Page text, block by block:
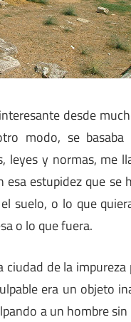
desde
modo, se
y normas, me
estupidez que se
suelo, o lo que
o lo que fuera.
de la
era un objeto
a un hombre